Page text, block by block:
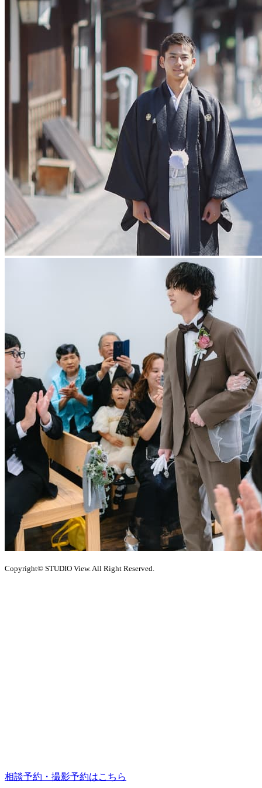
Copyright© STUDIO View. All Right Reserved.
相談予約・撮影予約はこちら